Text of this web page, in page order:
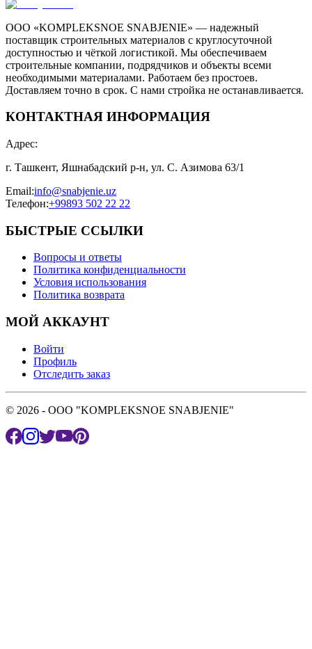
ООО «KOMPLEKSNOE SNABJENIE» — надежный
поставщик строительных материалов с круглосуточной
доступностью и чёткой логистикой. Мы обеспечиваем
строительные компании, подрядчиков и объекты всеми
необходимыми материалами. Работаем без простоев.
Доставляем точно в срок. С нами стройка не останавливается.
КОНТАКТНАЯ ИНФОРМАЦИЯ
Адрес:
г. Ташкент, Яшнабадский р-н, ул. С. Азимова 63/1
Email:info@snabjenie.uz
Телефон:+99893 502 22 22
БЫСТРЫЕ ССЫЛКИ
Вопросы и ответы
Политика конфиденциальности
Условия использования
Политика возврата
МОЙ АККАУНТ
Войти
Профиль
Отследить заказ
© 2026 - OOO "KOMPLEKSNOE SNABJENIE"